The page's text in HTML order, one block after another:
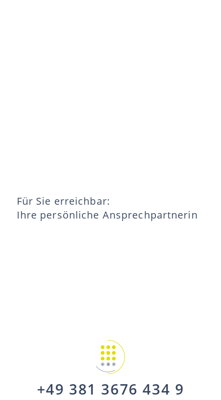
Für Sie erreichbar:
Ihre persönliche Ansprechpartnerin
+49 381 3676 434 9